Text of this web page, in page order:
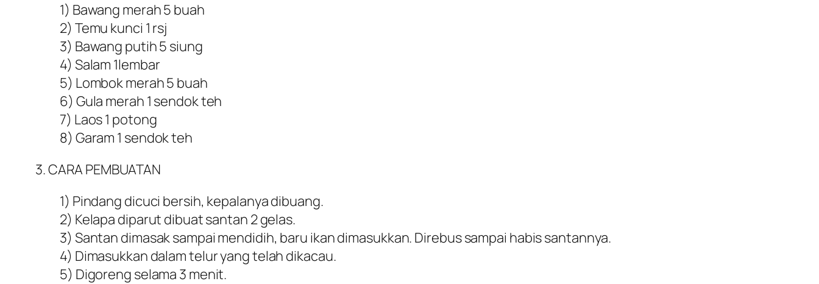
1) Bawang merah 5 buah
2) Temu kunci 1 rsj
3) Bawang putih 5 siung
4) Salam 1lembar
5) Lombok merah 5 buah
6) Gula merah 1 sendok teh
7) Laos 1 potong
8) Garam 1 sendok teh
3. CARA PEMBUATAN
1) Pindang dicuci bersih, kepalanya dibuang.
2) Kelapa diparut dibuat santan 2 gelas.
3) Santan dimasak sampai mendidih, baru ikan dimasukkan. Direbus sampai habis santannya.
4) Dimasukkan dalam telur yang telah dikacau.
5) Digoreng selama 3 menit.